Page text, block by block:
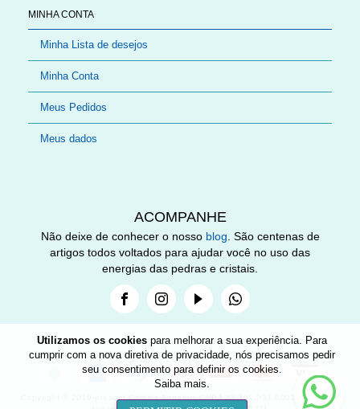
Utilizamos os cookies para melhorar a sua experiência. Para
cumprir com a nova diretiva de privacidade, nós precisamos pedir
seu consentimento para definir os cookies.
Saiba mais.
MINHA CONTA
Minha Lista de desejos
Minha Conta
Meus Pedidos
Meus dados
ACOMPANHE
Não deixe de conhecer o nosso blog. São centenas de
artigos todos voltados para ajudar você no uso das
energias das pedras e cristais.
FacebookInstagramYoutubeWhatsapp
Copyright © 2019-present Cristais Aquarius CNPJ 33.301.931.0001-89. Todos